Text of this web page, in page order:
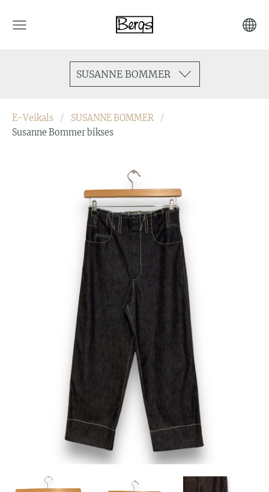
SUSANNE BOMMER
E-Veikals
SUSANNE BOMMER
Susanne Bommer bikses